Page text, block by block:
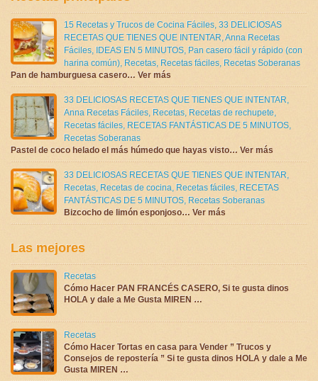
15 Recetas y Trucos de Cocina Fáciles, 33 DELICIOSAS
RECETAS QUE TIENES QUE INTENTAR,Anna Recetas
Fáciles, IDEAS EN 5 MINUTOS, Pan casero fácil y rápido (con
harina común), Recetas, Recetas fáciles, Recetas Soberanas
Pan de hamburguesa casero… Ver más
33 DELICIOSAS RECETAS QUE TIENES QUE INTENTAR,
Anna Recetas Fáciles, Recetas, Recetas de rechupete,
Recetas fáciles, RECETAS FANTÁSTICAS DE 5 MINUTOS,
Recetas Soberanas
Pastel de coco helado el más húmedo que hayas visto… Ver más
33 DELICIOSAS RECETAS QUE TIENES QUE INTENTAR,
Recetas, Recetas de cocina, Recetas fáciles, RECETAS
FANTÁSTICAS DE 5 MINUTOS, Recetas Soberanas
Bizcocho de limón esponjoso… Ver más
Las mejores
Recetas
Cómo Hacer PAN FRANCÉS CASERO, Si te gusta dinos
HOLA y dale a Me Gusta MIREN …
Recetas
Cómo Hacer Tortas en casa para Vender ” Trucos y
Consejos de repostería ” Si te gusta dinos HOLA y dale a Me
Gusta MIREN …